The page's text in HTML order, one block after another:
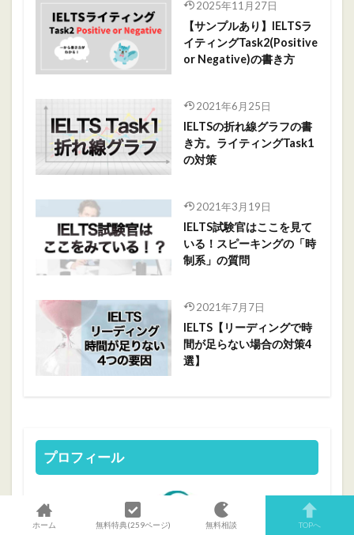
2025年11月27日
【サンプルあり】IELTSラ
イティングTask2(Positive
or Negative)の書き方
2021年6月25日
IELTSの折れ線グラフの書
き方。ライティングTask1
の対策
2021年3月19日
IELTS試験官はここを見て
いる！スピーキングの「時
制系」の質問
2021年7月7日
IELTS【リーディングで時
間が足らない場合の対策4
選】
プロフィール
ホーム 無料特典(259ページ) 無料相談 TOPへ